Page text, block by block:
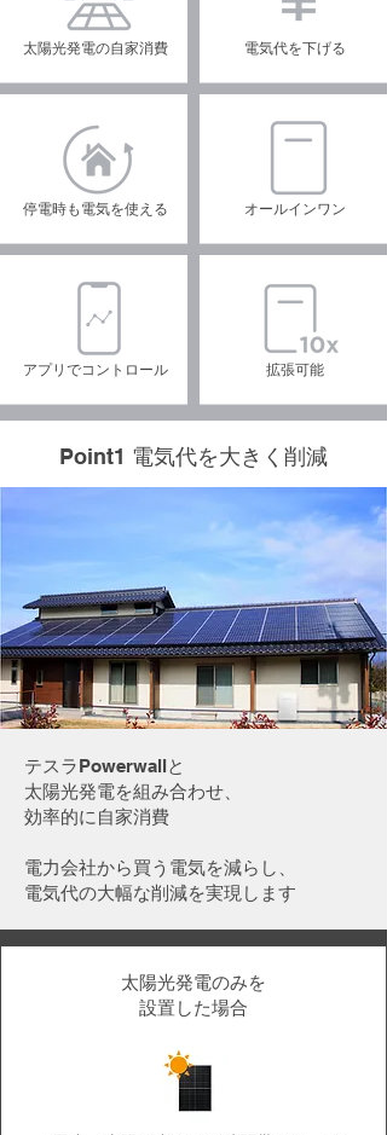
太陽光発電の自家消費
停電時も電気を使える
アプリでコントロール
電気代を下げる
オールインワン
拡張可能
Point1 電気代を大きく削減
​テスラPowerwallと
太陽光発電を組み合わせ、
効率的に自家消費
電力会社から買う電気を減らし、
電気代の大幅な削減を実現します
太陽光発電のみを
​設置した場合